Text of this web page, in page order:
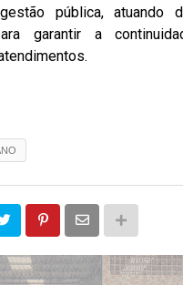
pública, atuando
garantir a